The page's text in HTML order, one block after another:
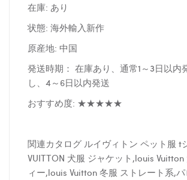
在庫: あり
状態: 海外輸入新作
原産地: 中国
発送時期： 在庫あり、通常1～3日以内
し、4～6日以内発送
おすすめ度: ★★★★★
関連カタログ ルイヴィトン ペット服 t
VUITTON 犬服 ジャケット,louis
ィー,louis Vuitton 冬服 ストレート系,